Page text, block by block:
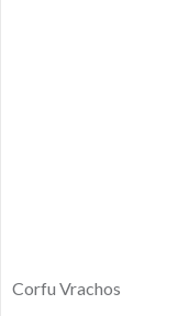
Corfu Vrachos